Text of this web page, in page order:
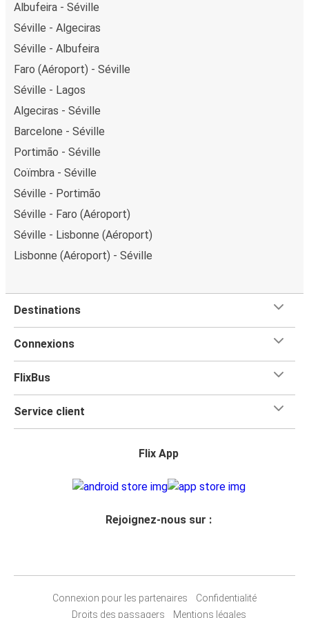
Albufeira - Séville
Séville - Algeciras
Séville - Albufeira
Faro (Aéroport) - Séville
Séville - Lagos
Algeciras - Séville
Barcelone - Séville
Portimão - Séville
Coïmbra - Séville
Séville - Portimão
Séville - Faro (Aéroport)
Séville - Lisbonne (Aéroport)
Lisbonne (Aéroport) - Séville
Destinations
Connexions
FlixBus
Service client
Flix App
Rejoignez-nous sur :
Connexion pour les partenaires
Confidentialité
Droits des passagers
Mentions légales